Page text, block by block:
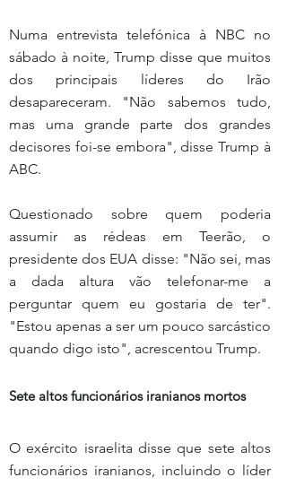
Numa entrevista telefónica à NBC no
sábado à noite, Trump disse que muitos
dos principais líderes do Irão
desapareceram. "Não sabemos tudo,
mas uma grande parte dos grandes
decisores foi-se embora", disse Trump à
ABC.
Questionado sobre quem poderia
assumir as rédeas em Teerão, o
presidente dos EUA disse: "Não sei, mas
a dada altura vão telefonar-me a
perguntar quem eu gostaria de ter".
"Estou apenas a ser um pouco sarcástico
quando digo isto", acrescentou Trump.
Sete altos funcionários iranianos mortos
O exército israelita disse que sete altos
funcionários iranianos, incluindo o líder